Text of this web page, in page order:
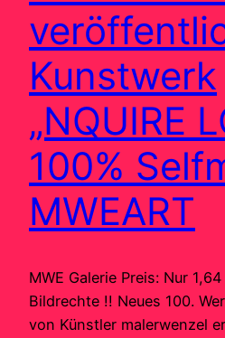
Kunstwerk
„NQUIRE
100%
MWEART
MWE Galerie Preis: Nur
Bildrechte !! Neues 100.
von Künstler malerwenzel